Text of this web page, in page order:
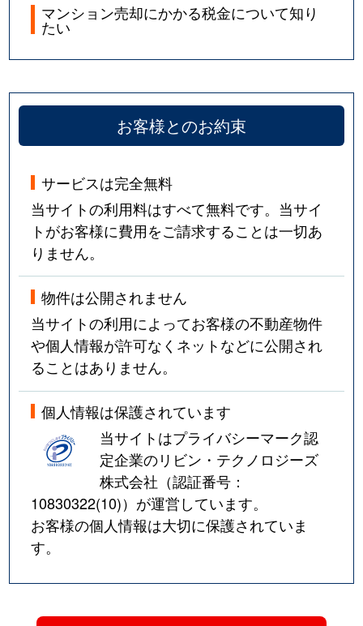
マンション売却にかかる税金について知り
たい
お客様とのお約束
サービスは完全無料
当サイトの利用料はすべて無料です。当サイ
トがお客様に費用をご請求することは一切あ
りません。
物件は公開されません
当サイトの利用によってお客様の不動産物件
や個人情報が許可なくネットなどに公開され
ることはありません。
個人情報は保護されています
当サイトはプライバシーマーク認
定企業のリビン・テクノロジーズ
株式会社（認証番号：
10830322(10)）が運営しています。
お客様の個人情報は大切に保護されていま
す。